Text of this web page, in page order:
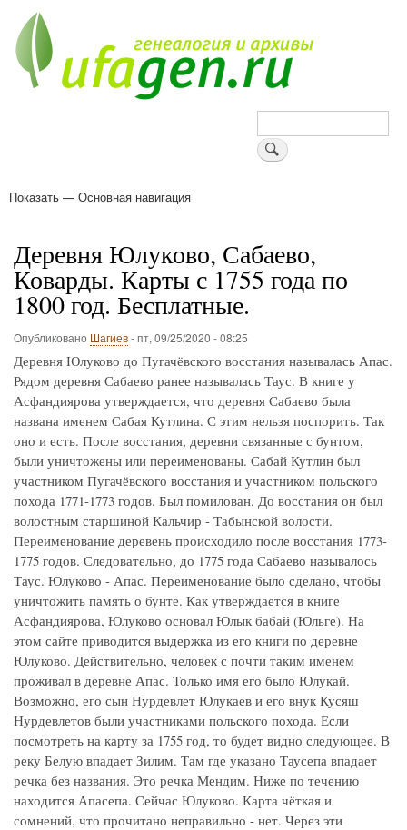
основному
содержанию
Поиск
Основная
Показать — Основная навигация
Деревня Юлуково, Сабаево,
Коварды. Карты с 1755 года по
1800 год. Бесплатные.
Опубликовано Шагиев-пт, 09/25/2020 - 08:25
Деревня Юлуково до Пугачёвского восстания называлась Апас.
Рядом деревня Сабаево ранее называлась Таус. В книге у
Асфандиярова утверждается, что деревня Сабаево была
названа именем Сабая Кутлина. С этим нельзя поспорить. Так
оно и есть. После восстания, деревни связанные с бунтом,
были уничтожены или переименованы. Сабай Кутлин был
участником Пугачёвского восстания и участником польского
похода 1771-1773 годов. Был помилован. До восстания он был
волостным старшиной Кальчир - Табынской волости.
Переименование деревень происходило после восстания 1773-
1775 годов. Следовательно, до 1775 года Сабаево называлось
Таус. Юлуково - Апас. Переименование было сделано, чтобы
уничтожить память о бунте. Как утверждается в книге
Асфандиярова, Юлуково основал Юлык бабай (Юльге). На
этом сайте приводится выдержка из его книги по деревне
Юлуково. Действительно, человек с почти таким именем
проживал в деревне Апас. Только имя его было Юлукай.
Возможно, его сын Нурдевлет Юлукаев и его внук Кусяш
Нурдевлетов были участниками польского похода. Если
посмотреть на карту за 1755 год, то будет видно следующее. В
реку Белую впадает Зилим. Там где указано Таусепа впадает
речка без названия. Это речка Мендим. Ниже по течению
находится Апасепа. Сейчас Юлуково. Карта чёткая и
сомнений, что прочитано неправильно - нет. Через эти